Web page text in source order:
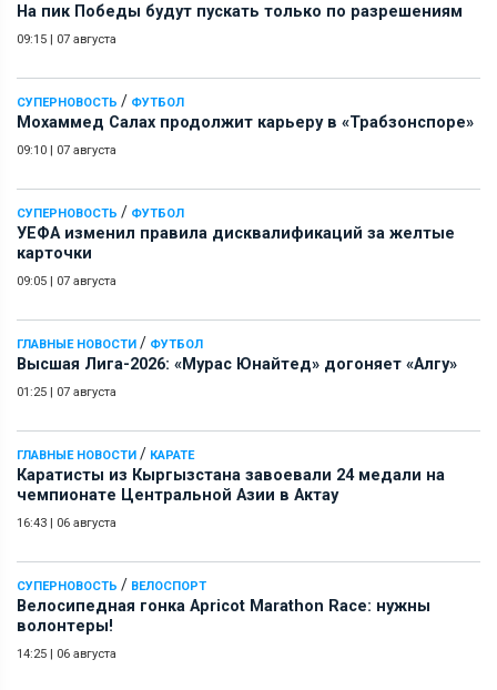
На пик Победы будут пускать только по разрешениям
09:15 | 07 августа
СУПЕРНОВОСТЬ / ФУТБОЛ
Мохаммед Салах продолжит карьеру в «Трабзонспоре»
09:10 | 07 августа
СУПЕРНОВОСТЬ / ФУТБОЛ
УЕФА изменил правила дисквалификаций за желтые
карточки
09:05 | 07 августа
ГЛАВНЫЕ НОВОСТИ / ФУТБОЛ
Высшая Лига-2026: «Мурас Юнайтед» догоняет «Алгу»
01:25 | 07 августа
ГЛАВНЫЕ НОВОСТИ / КАРАТЕ
Каратисты из Кыргызстана завоевали 24 медали на
чемпионате Центральной Азии в Актау
16:43 | 06 августа
СУПЕРНОВОСТЬ / ВЕЛОСПОРТ
Велосипедная гонка Apricot Marathon Race: нужны
волонтеры!
14:25 | 06 августа